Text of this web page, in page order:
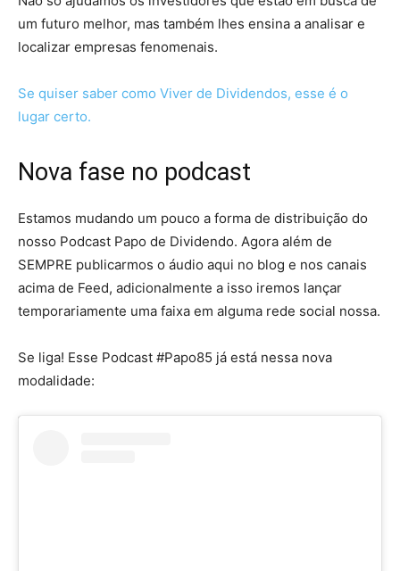
um futuro melhor, mas também lhes ensina a analisar e
localizar empresas fenomenais.
Se quiser saber como Viver de Dividendos, esse é o
lugar certo.
Nova fase no podcast
Estamos mudando um pouco a forma de distribuição do
nosso Podcast Papo de Dividendo. Agora além de
SEMPRE publicarmos o áudio aqui no blog e nos canais
acima de Feed, adicionalmente a isso iremos lançar
temporariamente uma faixa em alguma rede social nossa.
Se liga! Esse Podcast #Papo85 já está nessa nova
modalidade: